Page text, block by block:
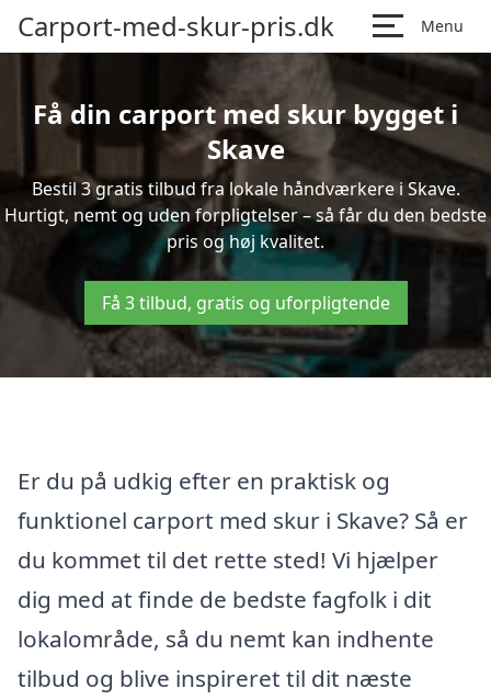
Carport-med-skur-pris.dk Menu
Få din carport med skur bygget i
Skave
Bestil 3 gratis tilbud fra lokale håndværkere i Skave.
Hurtigt, nemt og uden forpligtelser – så får du den bedste
pris og høj kvalitet.
Få 3 tilbud, gratis og uforpligtende
Er du på udkig efter en praktisk og
funktionel carport med skur i Skave? Så er
du kommet til det rette sted! Vi hjælper
dig med at finde de bedste fagfolk i dit
lokalområde, så du nemt kan indhente
tilbud og blive inspireret til dit næste